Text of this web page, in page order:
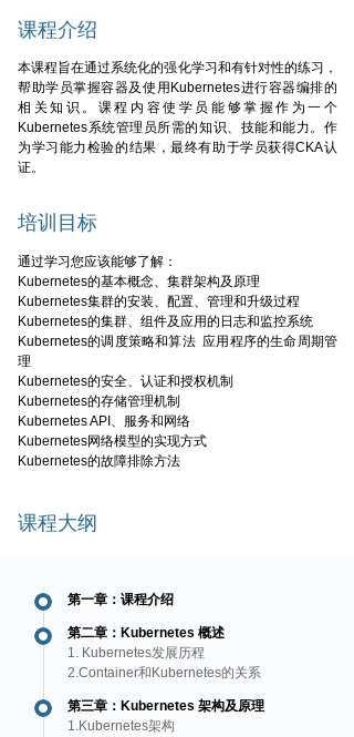
课程介绍
本课程旨在通过系统化的强化学习和有针对性的练习，
帮助学员掌握容器及使用Kubernetes进行容器编排的
相关知识。课程内容使学员能够掌握作为一个
Kubernetes系统管理员所需的知识、技能和能力。作
为学习能力检验的结果，最终有助于学员获得CKA认
证。
培训目标
通过学习您应该能够了解：
Kubernetes的基本概念、集群架构及原理
Kubernetes集群的安装、配置、管理和升级过程
Kubernetes的集群、组件及应用的日志和监控系统
Kubernetes的调度策略和算法 应用程序的生命周期管
理
Kubernetes的安全、认证和授权机制
Kubernetes的存储管理机制
Kubernetes API、服务和网络
Kubernetes网络模型的实现方式
Kubernetes的故障排除方法
第一章：课程介绍
第二章：Kubernetes 概述
1. Kubernetes发展历程
2.Container和Kubernetes的关系
第三章：Kubernetes 架构及原理
1.Kubernetes架构
课程大纲